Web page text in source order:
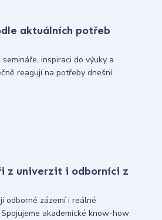
aktuálních potřeb
inspiraci do výuky a
reagují na potřeby dnešní
z univerzit i odborníci z
odborné zázemí i reálné
akademické know-how